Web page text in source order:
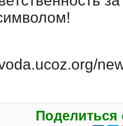
Поделиться